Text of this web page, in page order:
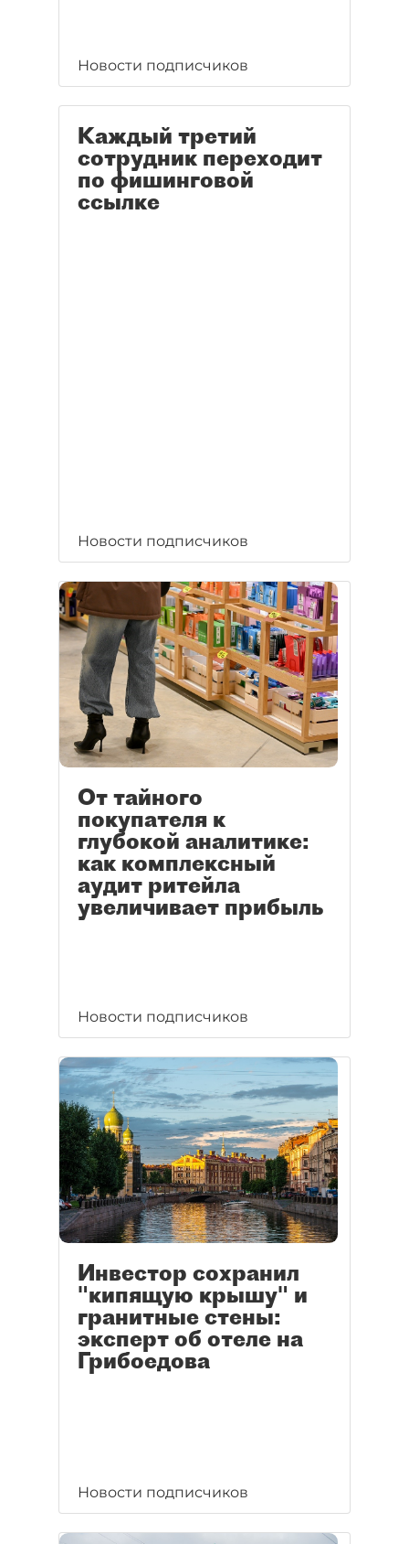
Новости подписчиков
Каждый третий
сотрудник переходит
по фишинговой
ссылке
Новости подписчиков
От тайного
покупателя к
глубокой аналитике:
как комплексный
аудит ритейла
увеличивает прибыль
Новости подписчиков
Инвестор сохранил
"кипящую крышу" и
гранитные стены:
эксперт об отеле на
Грибоедова
Новости подписчиков